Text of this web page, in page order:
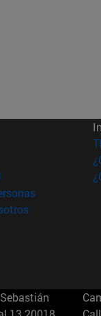
en nueva ventana)
nueva ventana)
(abre en nueva
(abre en
(abre en nueva